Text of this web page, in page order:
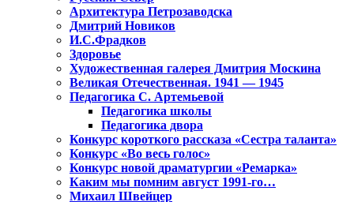
Архитектура Петрозаводска
Дмитрий Новиков
И.С.Фрадков
Здоровье
Художественная галерея Дмитрия Москина
Великая Отечественная. 1941 — 1945
Педагогика С. Артемьевой
Педагогика школы
Педагогика двора
Конкурс короткого рассказа «Сестра таланта»
Конкурс «Во весь голос»
Конкурс новой драматургии «Ремарка»
Каким мы помним август 1991-го…
Михаил Швейцер